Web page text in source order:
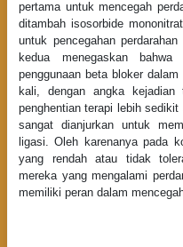
pertama untuk mencegah
ditambah isosorbide
untuk pencegahan
kedua menegaskan
penggunaan beta bloker
kali, dengan angka kejadian
penghentian terapi lebih
sangat dianjurkan untuk
ligasi. Oleh karenanya pada
yang rendah atau tidak
mereka yang mengalami
memiliki peran dalam